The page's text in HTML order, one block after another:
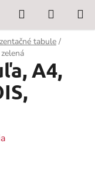
Hľadať
KOŠÍK
tabule /
A4,